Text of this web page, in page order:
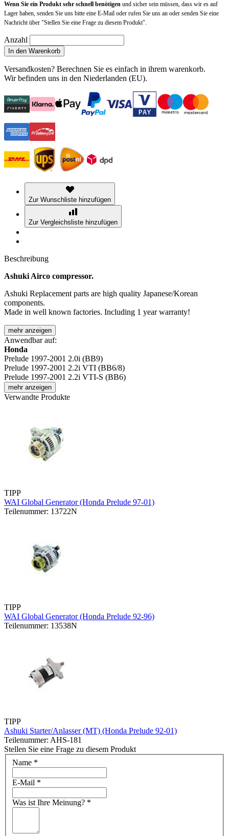
Wenn Sie ein Produkt sehr schnell benötigen und sicher sein müssen, dass wir es auf
Lager haben, senden Sie uns bitte eine E-Mail oder rufen Sie uns an oder senden Sie eine
Nachricht über "Stellen Sie eine Frage zu diesem Produkt".
Anzahl
In den Warenkorb
Versandkosten? Berechnen Sie es einfach in ihrem warenkorb.
Wir befinden uns in den Niederlanden (EU).
Zur Wunschliste hinzufügen
Zur Vergleichsliste hinzufügen
Beschreibung
Ashuki Airco compressor.
Ashuki Replacement parts are high quality Japanese/Korean
components.
Made in well known factories. Including 1 year warranty!
mehr anzeigen
Anwendbar auf:
Honda
Prelude 1997-2001 2.0i (BB9)
Prelude 1997-2001 2.2i VTI (BB6/8)
Prelude 1997-2001 2.2i VTI-S (BB6)
mehr anzeigen
Verwandte Produkte
TIPP
WAI Global Generator (Honda Prelude 97-01)
Teilenummer: 13722N
TIPP
WAI Global Generator (Honda Prelude 92-96)
Teilenummer: 13538N
TIPP
Ashuki Starter/Anlasser (MT) (Honda Prelude 92-01)
Teilenummer: AHS-181
Stellen Sie eine Frage zu diesem Produkt
Name *
E-Mail *
Was ist Ihre Meinung? *